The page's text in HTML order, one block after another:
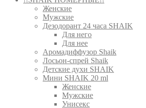
Женские
Мужские
Дезодорант 24 часа SHAIK
Для него
Для нее
Аромадиффузор Shaik
Лосьон-спрей Shaik
Детские духи SHAIK
Мини SHAIK 20 ml
Женские
Мужские
Унисекс